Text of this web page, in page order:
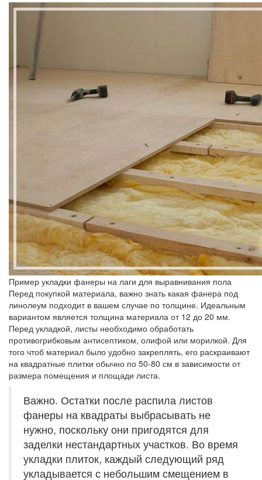
Пример укладки фанеры на лаги для выравнивания пола
Перед покупкой материала, важно знать какая фанера под
линолеум подходит в вашем случае по толщине. Идеальным
вариантом является толщина материала от 12 до 20 мм.
Перед укладкой, листы необходимо обработать
противогрибковым антисептиком, олифой или морилкой. Для
того чтоб материал было удобно закреплять, его раскраивают
на квадратные плитки обычно по 50-80 см в зависимости от
размера помещения и площади листа.
Важно. Остатки после распила листов
фанеры на квадраты выбрасывать не
нужно, поскольку они пригодятся для
заделки нестандартных участков. Во время
укладки плиток, каждый следующий ряд
укладывается с небольшим смещением в